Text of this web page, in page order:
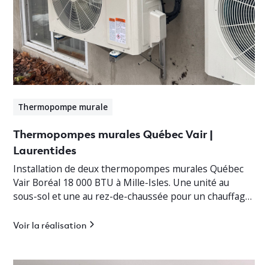
Thermopompe murale
Thermopompes murales Québec Vair |
Laurentides
Installation de deux thermopompes murales Québec
Vair Boréal 18 000 BTU à Mille-Isles. Une unité au
sous-sol et une au rez-de-chaussée pour un chauffage
Voir la réalisation